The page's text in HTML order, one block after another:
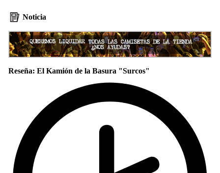
Noticia
Reseña: El Kamión de la Basura "Surcos"